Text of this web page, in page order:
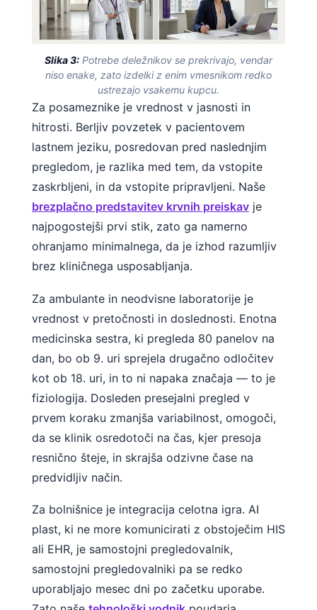
Slika 3: Potrebe deležnikov se prekrivajo, vendar
niso enake, zato izdelki z enim vmesnikom redko
ustrezajo vsakemu kupcu.
Za posameznike je vrednost v jasnosti in
hitrosti. Berljiv povzetek v pacientovem
lastnem jeziku, posredovan pred naslednjim
pregledom, je razlika med tem, da vstopite
zaskrbljeni, in da vstopite pripravljeni. Naše
brezplačno predstavitev krvnih preiskav je
najpogostejši prvi stik, zato ga namerno
ohranjamo minimalnega, da je izhod razumljiv
brez kliničnega usposabljanja.
Za ambulante in neodvisne laboratorije je
vrednost v pretočnosti in doslednosti. Enotna
medicinska sestra, ki pregleda 80 panelov na
dan, bo ob 9. uri sprejela drugačno odločitev
kot ob 18. uri, in to ni napaka značaja — to je
fiziologija. Dosleden presejalni pregled v
prvem koraku zmanjša variabilnost, omogoči,
da se klinik osredotoči na čas, kjer presoja
resnično šteje, in skrajša odzivne čase na
predvidljiv način.
Za bolnišnice je integracija celotna igra. AI
plast, ki ne more komunicirati z obstoječim HIS
ali EHR, je samostojni pregledovalnik,
samostojni pregledovalniki pa se redko
uporabljajo mesec dni po začetku uporabe.
Norsk bokmål